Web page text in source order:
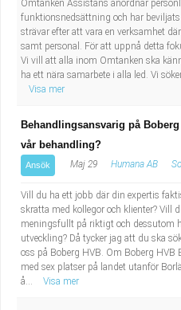
Omtanken Assistans anordnar
funktionsnedsättning och har beviljats
strävar efter att vara en verksamhet
samt personal. För att uppnå detta
Vi vill att alla inom Omtanken ska
ha ett nära samarbete i alla led. Vi
Visa mer
Behandlingsansvarig på
vår behandling?
Ansök Maj 29 Humana AB
Vill du ha ett jobb där din expertis
skratta med kollegor och klienter? Vill
meningsfullt på riktigt och dessutom
utveckling? Då tycker jag att du ska
oss på Boberg HVB. Om Boberg
med sex platser på landet utanför
å...
Visa mer